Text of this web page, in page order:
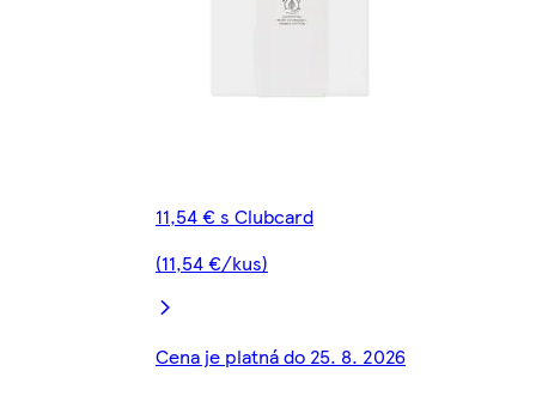
11,54 € s Clubcard
(11,54 €/kus)
Cena je platná do 25. 8. 2026